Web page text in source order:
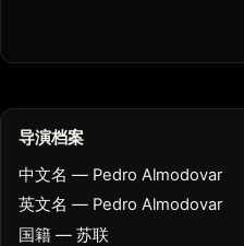
导演档案
中文名 — Pedro Almodovar
英文名 — Pedro Almodovar
国籍 — 苏联